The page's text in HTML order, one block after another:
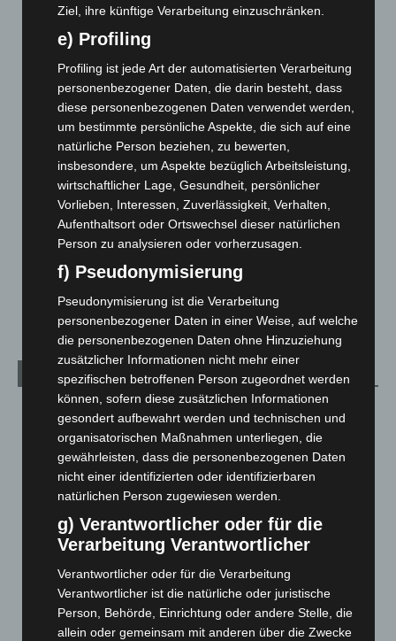
7. August 2026
Hannover: Erste Tigermücken-Population in Niedersachsen
entdeckt
Brand im „Haus der Begegnung“ in Neuwarmbüchen schnell
eingedämmt
6. August 2026
Region Hannover: 21 neue Notfallsanitäter starten beim
Roten Kreuz
5. August 2026
Mann läuft mit Hockeyschläger über A7 – Polizei sucht
Zeugen
5. August 2026
Kategorien
Blaulicht
2.799
Corona-News
Hannover und Region
5.039
Langenhagen und Ortsteile
Leserbriefe
Menschen
Über uns
Veranstaltungen
1.272
Ziel, ihre künftige Verarbeitung einzuschränken.
e) Profiling
Profiling ist jede Art der automatisierten Verarbeitung
personenbezogener Daten, die darin besteht, dass
diese personenbezogenen Daten verwendet werden,
um bestimmte persönliche Aspekte, die sich auf eine
natürliche Person beziehen, zu bewerten,
insbesondere, um Aspekte bezüglich Arbeitsleistung,
wirtschaftlicher Lage, Gesundheit, persönlicher
Vorlieben, Interessen, Zuverlässigkeit, Verhalten,
Aufenthaltsort oder Ortswechsel dieser natürlichen
Person zu analysieren oder vorherzusagen.
f) Pseudonymisierung
Pseudonymisierung ist die Verarbeitung
personenbezogener Daten in einer Weise, auf welche
die personenbezogenen Daten ohne Hinzuziehung
zusätzlicher Informationen nicht mehr einer
spezifischen betroffenen Person zugeordnet werden
können, sofern diese zusätzlichen Informationen
gesondert aufbewahrt werden und technischen und
organisatorischen Maßnahmen unterliegen, die
gewährleisten, dass die personenbezogenen Daten
nicht einer identifizierten oder identifizierbaren
natürlichen Person zugewiesen werden.
g) Verantwortlicher oder für die
Verarbeitung Verantwortlicher
Verantwortlicher oder für die Verarbeitung
Verantwortlicher ist die natürliche oder juristische
Person, Behörde, Einrichtung oder andere Stelle, die
allein oder gemeinsam mit anderen über die Zwecke